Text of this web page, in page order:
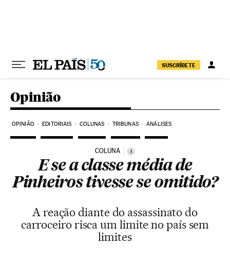
SUSCRÍBETE
Opinião
OPINIÃO EDITORIAIS COLUNAS TRIBUNAS ANÁLISES
COLUNA i
E se a classe média de
Pinheiros tivesse se omitido?
A reação diante do assassinato do
carroceiro risca um limite no país sem
limites